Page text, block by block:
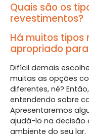
Quais são os
revestimentos?
Há muitos
apropriado
Difícil demais
muitas as opções
diferentes, né?
entendendo sobre
Apresentaremos
ajudá-lo na decisão
ambiente do seu lar.